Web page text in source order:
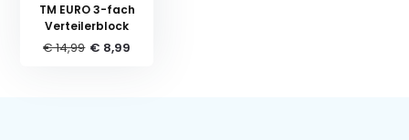
TM EURO 3-fach
Verteilerblock
€ 14,99 € 8,99